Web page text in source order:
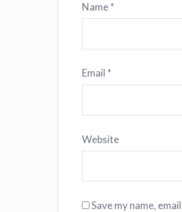
Name*
Email *
Website
Save my name,